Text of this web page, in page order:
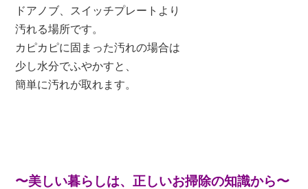
ドアノブ、スイッチプレートより
汚れる場所です。
カピカピに固まった汚れの場合は
少し水分でふやかすと、
簡単に汚れが取れます。
〜美しい暮らしは、正しいお掃除の知識から〜